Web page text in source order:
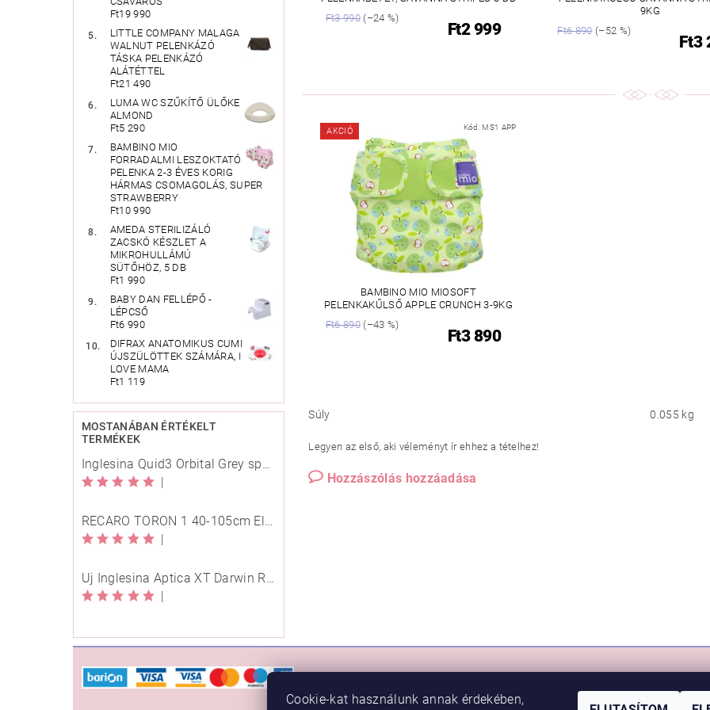
Ft19 990
LITTLE COMPANY MALAGA
WALNUT PELENKÁZÓ
TÁSKA PELENKÁZÓ
ALÁTÉTTEL
Ft21 490
LUMA WC SZŰKÍTŐ ÜLŐKE
ALMOND
Ft5 290
BAMBINO MIO
FORRADALMI LESZOKTATÓ
PELENKA 2-3 ÉVES KORIG
HÁRMAS CSOMAGOLÁS, SUPER
STRAWBERRY
Ft10 990
AMEDA STERILIZÁLÓ
ZACSKÓ KÉSZLET A
MIKROHULLÁMÚ
SÜTŐHÖZ, 5 DB
Ft1 990
BABY DAN FELLÉPŐ -
LÉPCSŐ
Ft6 990
DIFRAX ANATOMIKUS CUMI
ÚJSZÜLÖTTEK SZÁMÁRA, I
LOVE MAMA
Ft1 119
MOSTANÁBAN ÉRTÉKELT
TERMÉKEK
Inglesina Quid3 Orbital Grey sport babakocsi
RECARO TORON 1 40-105cm Elegant Beige
Új Inglesina Aptica XT Darwin Recline Evo 4in1 Himalaya Blue multifunkciós babakocsi
Ft3 990 (–24 %)
Ft2 999
9KG
Ft6 890(–52 %)
Ft3
AKCIÓ Kód: MS1 APP
BAMBINO MIO MIOSOFT
PELENKAKŰLSŐ APPLE CRUNCH 3-9KG
Ft6 890 (–43 %)
Ft3 890
Súly 0.055 kg
Legyen az első, aki véleményt ír ehhez a tételhez!
Hozzászólás hozzáadása
Rendelésem
Cookie-kat használunk annak érdekében,